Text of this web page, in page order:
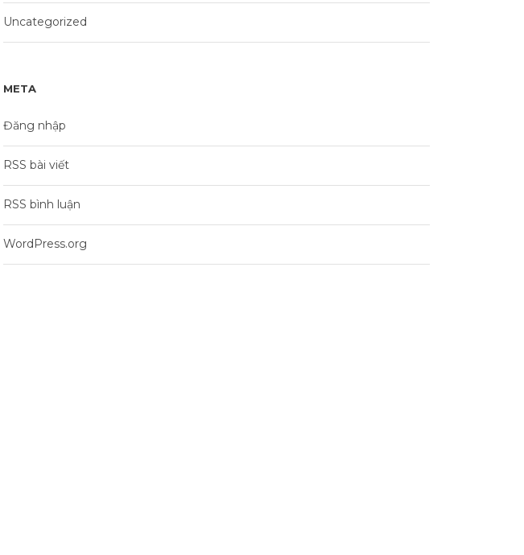
Uncategorized
META
Đăng nhập
RSS bài viết
RSS bình luận
WordPress.org